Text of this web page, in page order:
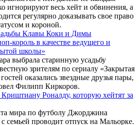
игнорируют весь хейт и обвинения, а
регулярно доказывать свое право
и короной.
Клавы Коки и Димы
король в качестве ведущего и
школы»
выбрала старинную усадьбу
зрителям по сериалу «Закрытая
оказались звездные друзья пары,
Филипп Киркоров.
Роналду, которую хейтят за
мира по футболу Джорджина
семьей проводит отпуск на Мальорке.